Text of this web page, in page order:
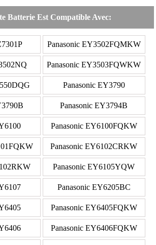
Batterie Est Compatible Avec:
Panasonic EY3502FQMKW
Panasonic EY3503FQWKW
Panasonic EY3790
Panasonic EY3794B
Panasonic EY6100FQKW
Panasonic EY6102CRKW
Panasonic EY6105YQW
Panasonic EY6205BC
Panasonic EY6405FQKW
Panasonic EY6406FQKW